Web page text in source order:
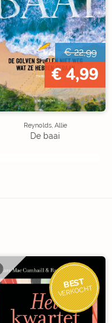
€ 22,99
€ 4,99
Reynolds, Allie
De baai
BEST
VERKOCHT